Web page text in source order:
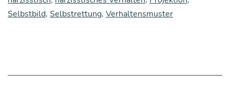
des
Selbstbild, Selbstrettung, Verhaltensmuster